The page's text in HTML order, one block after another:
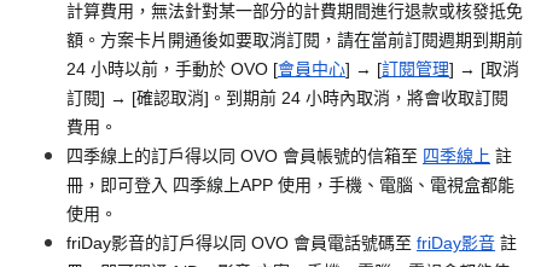
計算費用，無法針對某一部分的計費期間進行退款或核發抵免
額。方案卡片開通後如要取消訂閱，請在當前訂閱週期到期前
24 小時以前，手動於 OVO [會員中心] → [訂閱管理] → [取消
訂閱] → [確認取消]。到期前 24 小時內取消，將會收取訂閱
費用。
四季線上的訂戶得以同 OVO 會員帳號的信箱至 四季線上 註
冊，即可登入 四季線上APP 使用，手機、電腦、電視盒都能
使用。
friDay影音的訂戶得以同 OVO 會員電話號碼至 friDay影音 註